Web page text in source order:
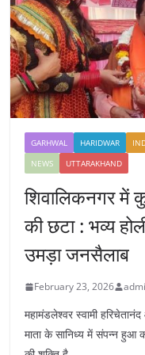
GARHWAL HARIDWAR
NEWS
UTTARAKHAND
शिवालिकनगर में
की छटा : भव्य
उमड़ा जनसैलाब
February 23, 2026
महामंडलेश्वर स्वामी
माता के सानिध्य में संपन्न हुआ